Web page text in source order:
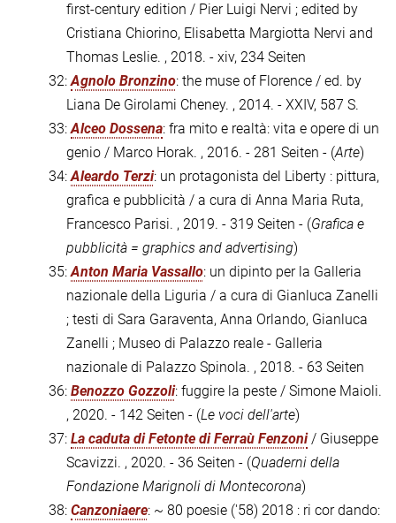
first-century edition / Pier Luigi Nervi ; edited by
Cristiana Chiorino, Elisabetta Margiotta Nervi and
Thomas Leslie. , 2018. - xiv, 234 Seiten
32:Agnolo Bronzino: the muse of Florence / ed. by
Liana De Girolami Cheney. , 2014. - XXIV, 587 S.
33:Alceo Dossena: fra mito e realtà: vita e opere di un
genio / Marco Horak. , 2016. - 281 Seiten - (Arte)
34:Aleardo Terzi: un protagonista del Liberty : pittura,
grafica e pubblicità / a cura di Anna Maria Ruta,
Francesco Parisi. , 2019. - 319 Seiten - (Grafica e
pubblicità = graphics and advertising)
35:Anton Maria Vassallo: un dipinto per la Galleria
nazionale della Liguria / a cura di Gianluca Zanelli
; testi di Sara Garaventa, Anna Orlando, Gianluca
Zanelli ; Museo di Palazzo reale - Galleria
nazionale di Palazzo Spinola. , 2018. - 63 Seiten
36: Benozzo Gozzoli: fuggire la peste / Simone Maioli.
, 2020. - 142 Seiten - (Le voci dell'arte)
37: La caduta di Fetonte di Ferraù Fenzoni/ Giuseppe
Scavizzi. , 2020. - 36 Seiten - (Quaderni della
Fondazione Marignoli di Montecorona)
38: Canzoniaere: ~ 80 poesie ('58) 2018 : ri cor dando: